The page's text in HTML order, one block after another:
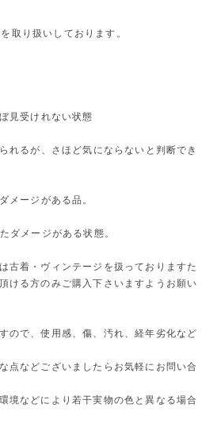
取り扱いしております。
見受けれない状態
れるが、さほど気にならないと判断でき
メージがある品。
ダメージがある状態。
古着・ヴィンテージを扱っておりますた
ける方のみご購入下さいますようお願い
ので、使用感、傷、汚れ、経年劣化など
点などございましたらお気軽にお問い合
境などにより若干実物の色と異なる場合